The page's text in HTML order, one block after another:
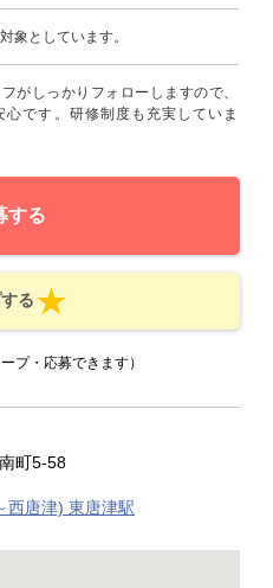
象としています。
がしっかりフォローしますので、
心です。研修制度も充実していま
する
る
プ・応募できます）
町5-58
西唐津) 東唐津駅